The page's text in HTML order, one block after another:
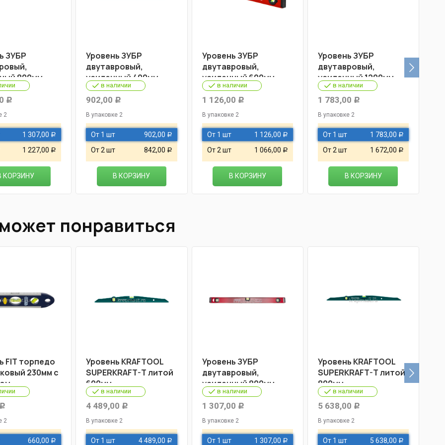
ЗУБР
800мм
Р
2
1 307,00 Р
1 227,00 Р
КОРЗИНУ
Уровень ЗУБР
двутавровый,
усиленный 400мм
в наличии
902,00 Р
В упаковке 2
От 1 шт 902,00 Р
От 2 шт 842,00 Р
В КОРЗИНУ
Уровень ЗУБР
двутавровый,
усиленный 600мм
в наличии
1 126,00 Р
В упаковке 2
От 1 шт 1 126,00 Р
От 2 шт 1 066,00 Р
В КОРЗИНУ
Уровень ЗУБР
двутавровый,
усиленный 1200мм
в наличии
1 783,00 Р
В упаковке 2
От 1 шт 1 783,00 Р
От 2 шт 1 672,00 Р
В КОРЗИНУ
понравиться
FIT торпедо
230мм с
Р
2
660,00 Р
Уровень KRAFTOOL
SUPERKRAFT-T литой
600мм
в наличии
4 489,00 Р
В упаковке 2
От 1 шт 4 489,00 Р
Уровень ЗУБР
двутавровый,
усиленный 800мм
в наличии
1 307,00 Р
В упаковке 2
От 1 шт 1 307,00 Р
Уровень KRAFTOOL
SUPERKRAFT-T литой
800мм
в наличии
5 638,00 Р
В упаковке 2
От 1 шт 5 638,00 Р